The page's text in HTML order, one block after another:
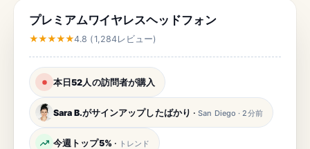
プレミアムワイヤレスヘッドフォン
★★★★★4.8 (1,284レビュー)
本日52人の訪問者が購入
Sara B.がサインアップしたばかり ·San Diego · 2分前
今週トップ5% · トレンド